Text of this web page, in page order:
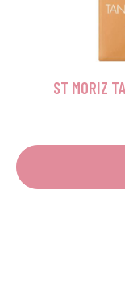
ST MORIZ